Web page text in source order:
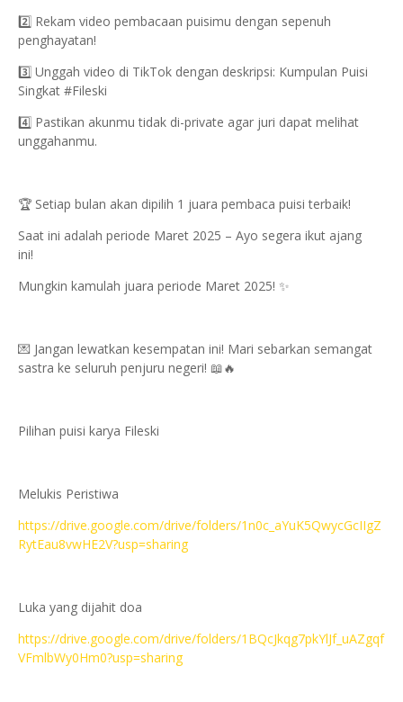
2️⃣ Rekam video pembacaan puisimu dengan sepenuh
penghayatan!
3️⃣ Unggah video di TikTok dengan deskripsi: Kumpulan Puisi
Singkat #Fileski
4️⃣ Pastikan akunmu tidak di-private agar juri dapat melihat
unggahanmu.
🏆 Setiap bulan akan dipilih 1 juara pembaca puisi terbaik!
Saat ini adalah periode Maret 2025 – Ayo segera ikut ajang
ini!
Mungkin kamulah juara periode Maret 2025! ✨
💌 Jangan lewatkan kesempatan ini! Mari sebarkan semangat
sastra ke seluruh penjuru negeri! 📖🔥
Pilihan puisi karya Fileski
Melukis Peristiwa
https://drive.google.com/drive/folders/1n0c_aYuK5QwycGcIIgZ
RytEau8vwHE2V?usp=sharing
Luka yang dijahit doa
https://drive.google.com/drive/folders/1BQcJkqg7pkYlJf_uAZgqf
VFmlbWy0Hm0?usp=sharing